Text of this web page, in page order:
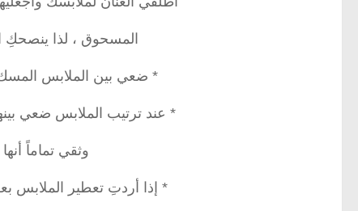
المسحوق ، لذا ينصحكِ
* ضعي بين الملابس المسك
* عند ترتيب الملابس ضعي
وثقي تماماً
* إذا أردتِ تعطير الملابس